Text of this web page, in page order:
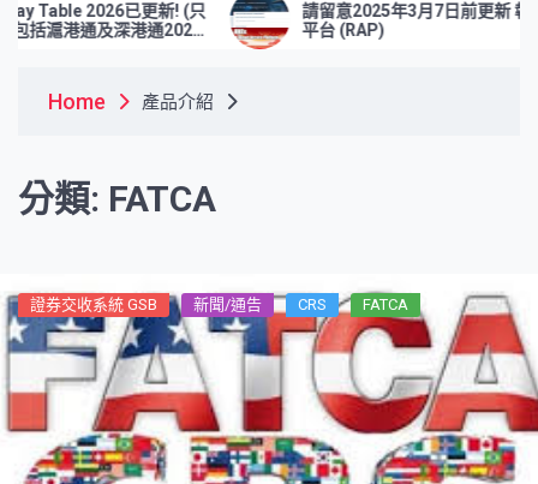
2026已更新! (只
滬港通及深港通2026
請留意2025年3月7日前更新 報表檢
平台 (RAP)
Home 產品介紹
分類: FATCA
證券交收系統 GSB 新聞/通告 CRS FATCA